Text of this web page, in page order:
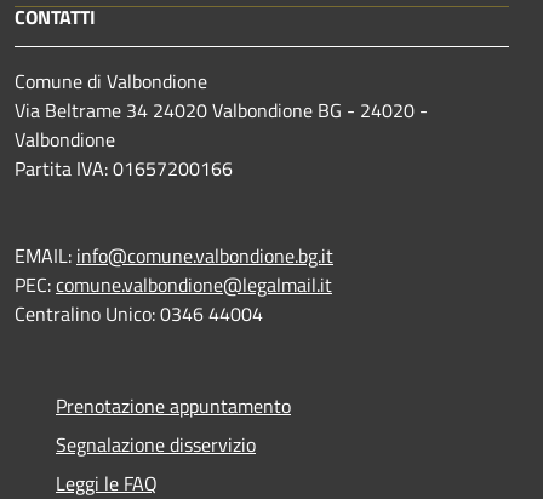
CONTATTI
Comune di Valbondione
Via Beltrame 34 24020 Valbondione BG - 24020 -
Valbondione
Partita IVA: 01657200166
EMAIL: info@comune.valbondione.bg.it
PEC:comune.valbondione@legalmail.it
Centralino Unico: 0346 44004
Prenotazione appuntamento
Segnalazione disservizio
Leggi le FAQ